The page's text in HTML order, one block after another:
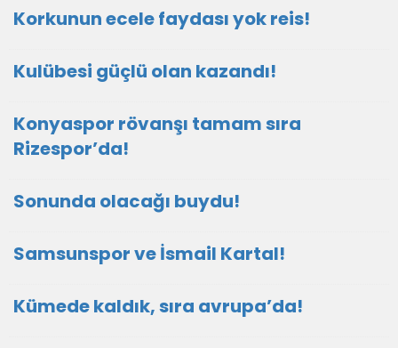
Korkunun ecele faydası yok reis!
Kulübesi güçlü olan kazandı!
Konyaspor rövanşı tamam sıra
Rizespor’da!
Sonunda olacağı buydu!
Samsunspor ve İsmail Kartal!
Kümede kaldık, sıra avrupa’da!